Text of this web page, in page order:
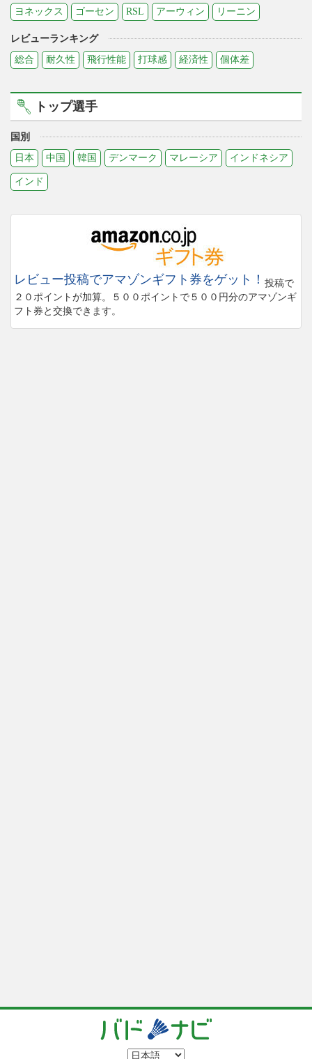
ヨネックス
ゴーセン RSL アーウィン リーニン
レビューランキング
総合
耐久性 飛行性能 打球感 経済性 個体差
トップ選手
国別
日本
中国 韓国 デンマーク マレーシア インドネシア
インド
レビュー投稿でアマゾンギフト券をゲット！ 投稿で
２０ポイントが加算。５００ポイントで５００円分のアマゾンギ
フト券と交換できます。